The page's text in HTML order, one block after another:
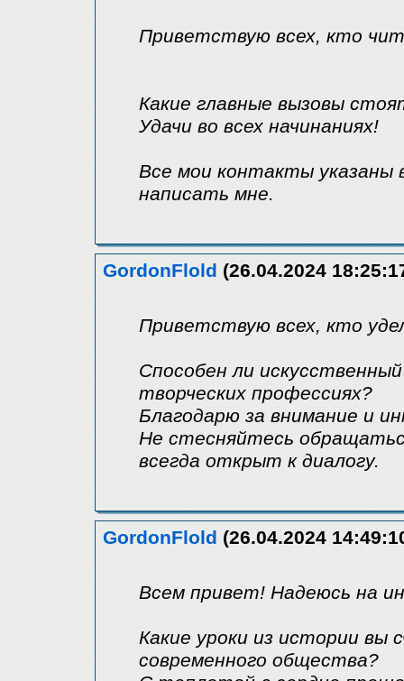
Приветствую всех, кто
Какие главные вызовы
Удачи во всех начинаниях!
Все мои контакты
написать мне.
GordonFlold (26.04.2024
Приветствую всех, кто
Способен ли
творческих профессиях?
Благодарю за внимание и
Не стесняйтесь
всегда открыт к диалогу.
GordonFlold (26.04.2024
Всем привет! Надеюсь на
Какие уроки из истории вы
современного общества?